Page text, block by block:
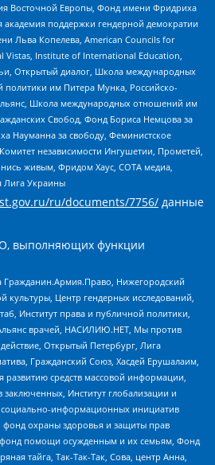
Восточной Европы, Фонд имени Фридриха
академия поддержки гендерной демократии
Льва Копелева, American Councils for
Vistas, Institute of International Education,
Открытый диалог, Школа международных
политики им Питера Мунка, Российско-
Школа международных отношений им
Свобод, Фонд Бориса Немцова за
Науманна за свободу, Феминистское
независимости Ингушетии, Прометей,
живым, Фридом Хаус, СОТА медиа,
Лига Украины
ru/documents/7756/ данные
выполняющих функции
Гражданин.Армия.Право, Нижегородский
культуры, Центр гендерных исследований,
Институт права и публичной политики,
врачей, НАСИЛИЮ.НЕТ, Мы против
Открытый Петербург, Лига
Гражданский Союз, Хасдей Ерушалаим,
развитию средств массовой информации,
Институт глобализации и
информационных инициатив
фонд охраны здоровья и защиты прав
фонд помощи осужденным и их семьям, Фонд
тайга, Так-Так-Так, Сова, центр Анна,